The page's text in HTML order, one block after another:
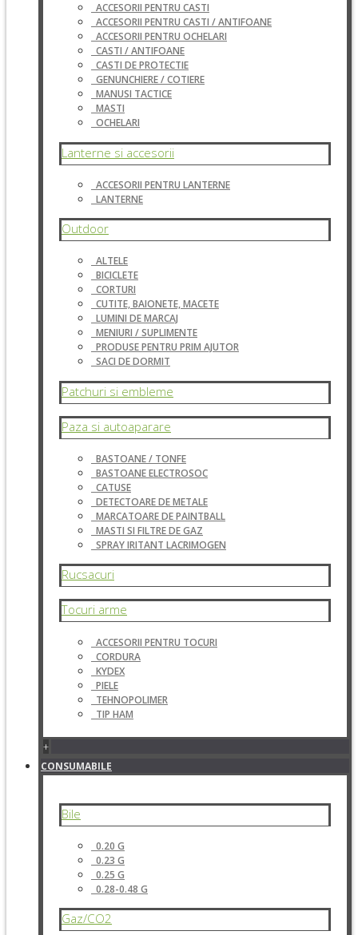
ACCESORII PENTRU CASTI
ACCESORII PENTRU CASTI / ANTIFOANE
ACCESORII PENTRU OCHELARI
CASTI / ANTIFOANE
CASTI DE PROTECTIE
GENUNCHIERE / COTIERE
MANUSI TACTICE
MASTI
OCHELARI
Lanterne si accesorii
ACCESORII PENTRU LANTERNE
LANTERNE
Outdoor
ALTELE
BICICLETE
CORTURI
CUTITE, BAIONETE, MACETE
LUMINI DE MARCAJ
MENIURI / SUPLIMENTE
PRODUSE PENTRU PRIM AJUTOR
SACI DE DORMIT
Patchuri si embleme
Paza si autoaparare
BASTOANE / TONFE
BASTOANE ELECTROSOC
CATUSE
DETECTOARE DE METALE
MARCATOARE DE PAINTBALL
MASTI SI FILTRE DE GAZ
SPRAY IRITANT LACRIMOGEN
Rucsacuri
Tocuri arme
ACCESORII PENTRU TOCURI
CORDURA
KYDEX
PIELE
TEHNOPOLIMER
TIP HAM
+
CONSUMABILE
Bile
0.20 G
0.23 G
0.25 G
0.28-0.48 G
Gaz/CO2